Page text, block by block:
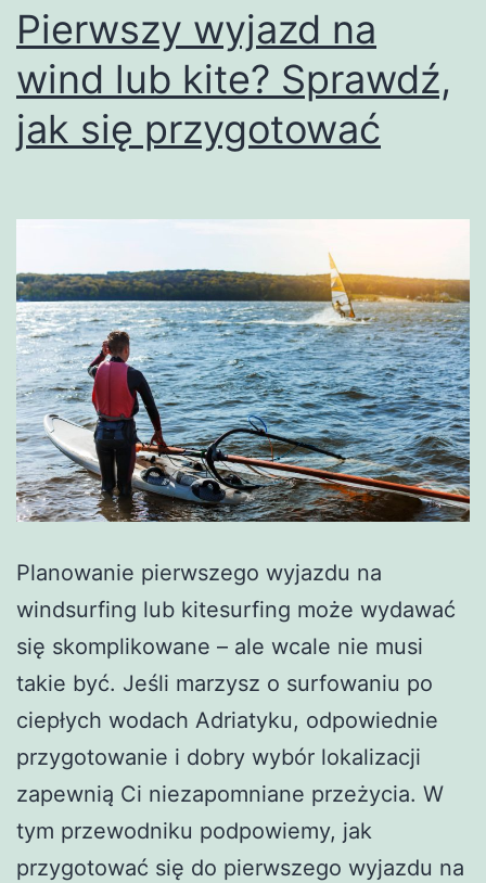
Pierwszy wyjazd na
wind lub kite? Sprawdź,
jak się przygotować
Planowanie pierwszego wyjazdu na
windsurfing lub kitesurfing może wydawać
się skomplikowane – ale wcale nie musi
takie być. Jeśli marzysz o surfowaniu po
ciepłych wodach Adriatyku, odpowiednie
przygotowanie i dobry wybór lokalizacji
zapewnią Ci niezapomniane przeżycia. W
tym przewodniku podpowiemy, jak
przygotować się do pierwszego wyjazdu na